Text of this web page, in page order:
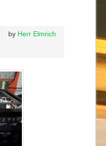
by Herr Elmrich